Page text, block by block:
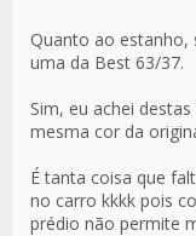
Quanto ao estanho,
uma da Best 63/37.
Sim, eu achei
mesma cor da
É tanta coisa que
no carro kkkk pois
prédio não permite